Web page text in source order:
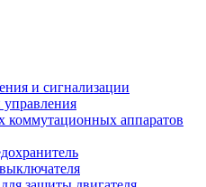
и сигнализации
управления
коммутационных аппаратов